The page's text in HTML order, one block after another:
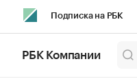
Подписка на РБК
РБК Компании